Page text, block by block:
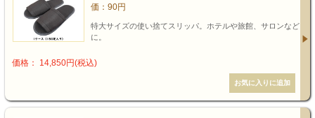
価：90円
特大サイズの使い捨てスリッパ。ホテルや旅館、サロンなど
に。
価格： 14,850円(税込)